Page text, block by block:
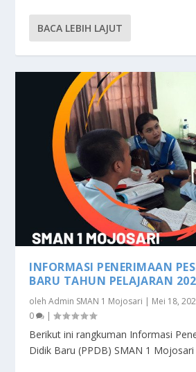
BACA LEBIH LAJUT
INFORMASI PENERIMAAN
BARU TAHUN PELAJARAN
olehAdmin SMAN 1 Mojosari | Mei 18,
0
|
Berikut ini rangkuman Informasi
Didik Baru (PPDB) SMAN 1 Mojosari